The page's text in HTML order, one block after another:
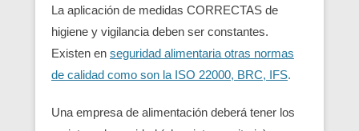
La aplicación de medidas CORRECTAS de
higiene y vigilancia deben ser constantes.
Existen en seguridad alimentaria otras normas
de calidad como son la ISO 22000, BRC, IFS.
Una empresa de alimentación deberá tener los